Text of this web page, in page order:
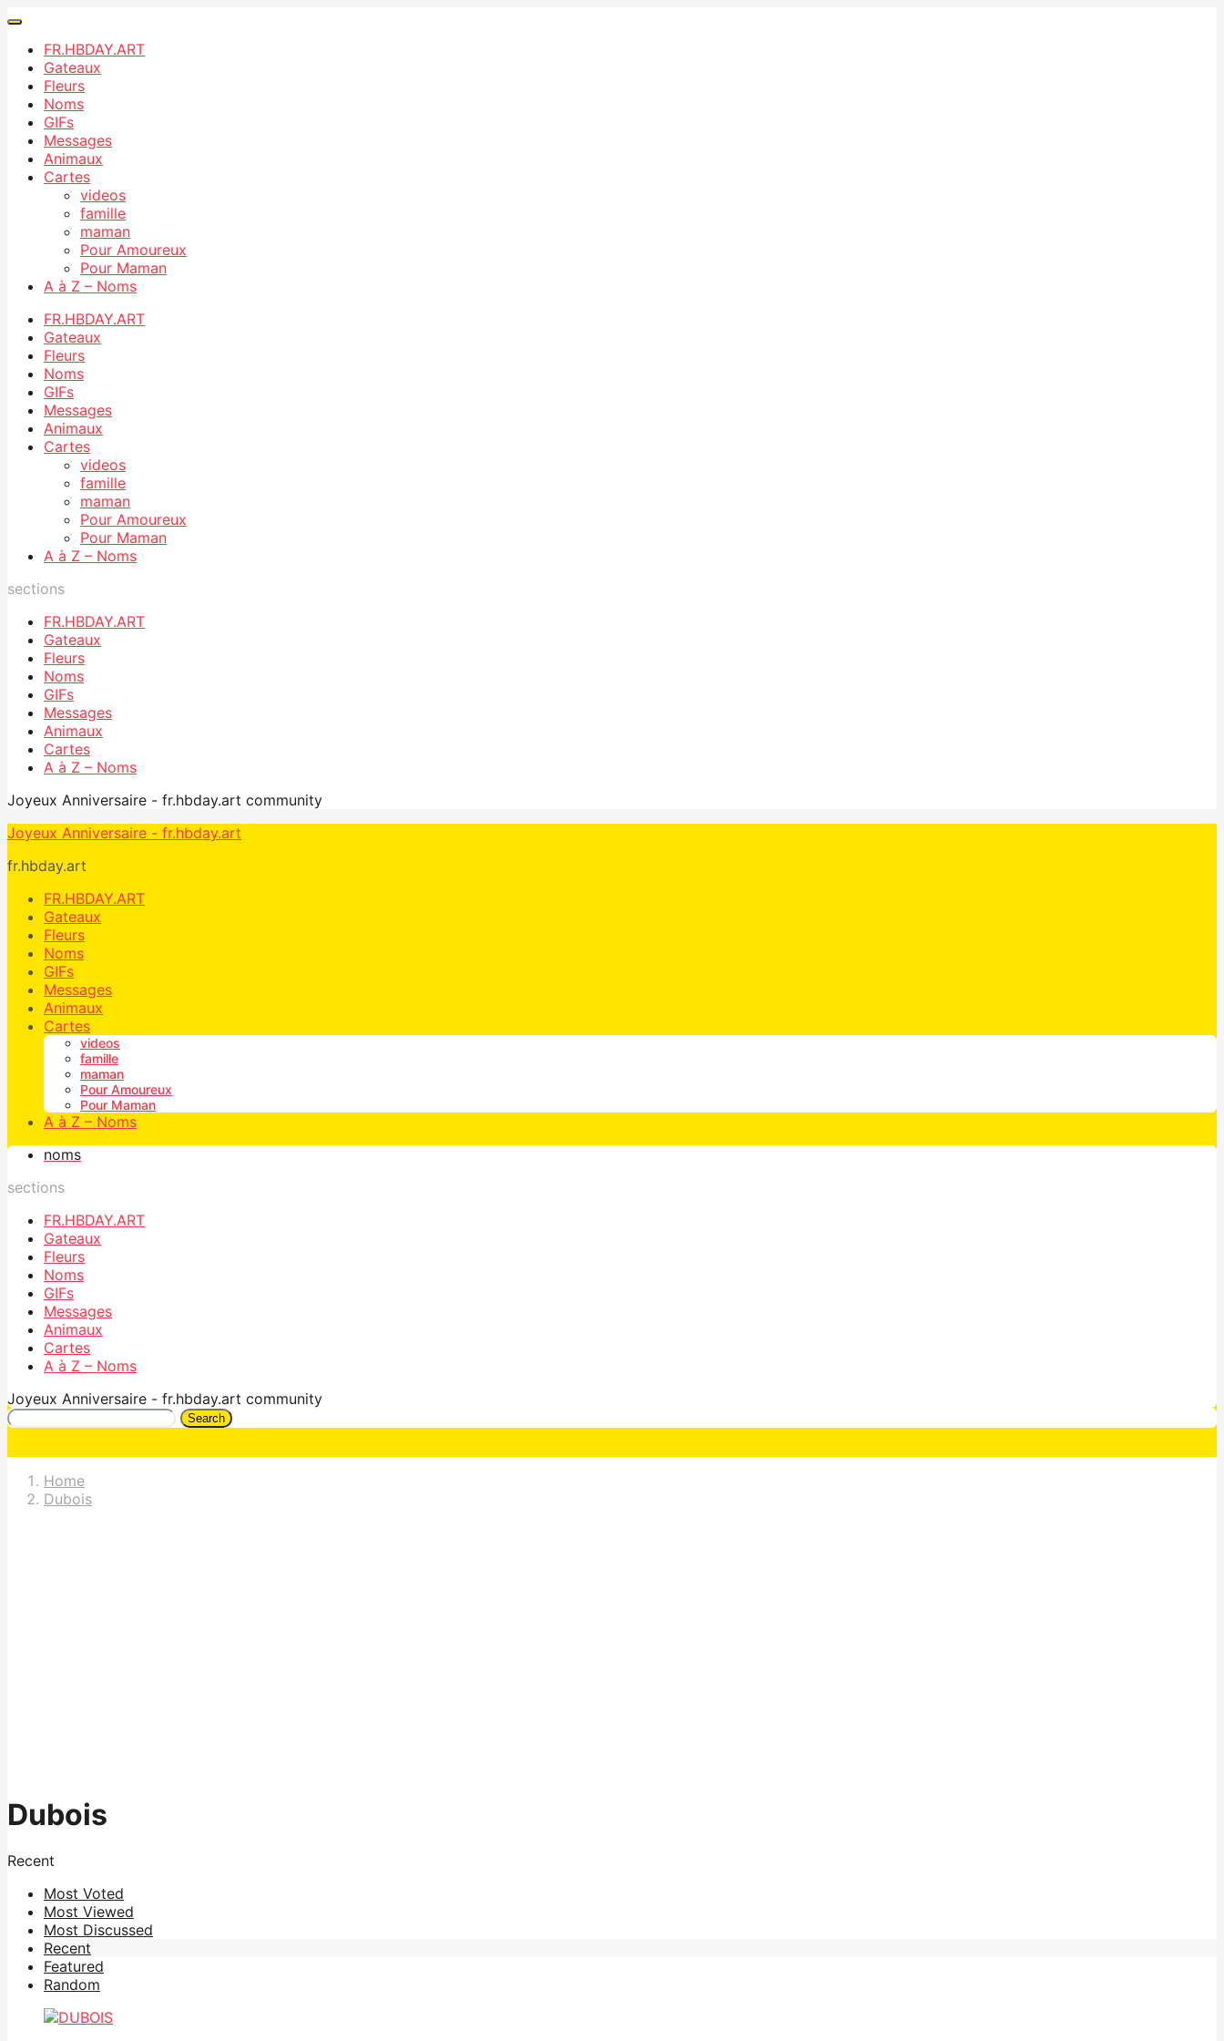
FR.HBDAY.ART
Gateaux
Fleurs
Noms
GIFs
Messages
Animaux
Cartes
videos
famille
maman
Pour Amoureux
Pour Maman
A à Z – Noms
FR.HBDAY.ART
Gateaux
Fleurs
Noms
GIFs
Messages
Animaux
Cartes
videos
famille
maman
Pour Amoureux
Pour Maman
A à Z – Noms
sections
FR.HBDAY.ART
Gateaux
Fleurs
Noms
GIFs
Messages
Animaux
Cartes
A à Z – Noms
Joyeux Anniversaire - fr.hbday.art community
Joyeux Anniversaire - fr.hbday.art
fr.hbday.art
FR.HBDAY.ART
Gateaux
Fleurs
Noms
GIFs
Messages
Animaux
Cartes
videos
famille
maman
Pour Amoureux
Pour Maman
A à Z – Noms
noms
sections
FR.HBDAY.ART
Gateaux
Fleurs
Noms
GIFs
Messages
Animaux
Cartes
A à Z – Noms
Joyeux Anniversaire - fr.hbday.art community
Search
Home
Dubois
Dubois
Recent
Most Voted
Most Viewed
Most Discussed
Recent
Featured
Random